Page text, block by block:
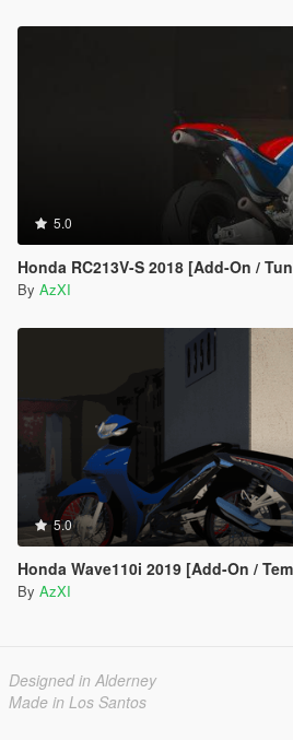
5.0
Honda RC213V-S 2018 [Add-On / Tuning-Kits /
By AzXI
5.0
Honda Wave110i 2019 [Add-On /
By AzXI
Designed in Alderney
Made in Los Santos